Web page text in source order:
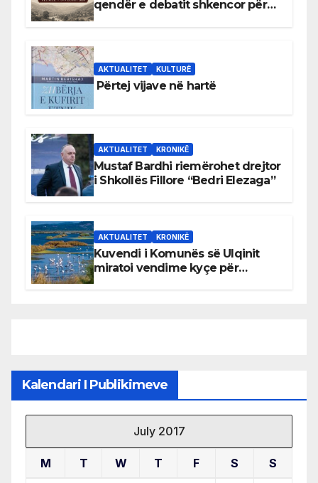
qendër e debatit shkencor për
AKTUALITET KULTURË
Përtej vijave në hartë
AKTUALITET KRONIKË
Mustaf Bardhi riemërohet drejtor
i Shkollës Fillore “Bedri Elezaga”
AKTUALITET KRONIKË
Kuvendi i Komunës së Ulqinit
miratoi vendime kyçe për
Kalendari I Publikimeve
July 2017
M T W T F S S